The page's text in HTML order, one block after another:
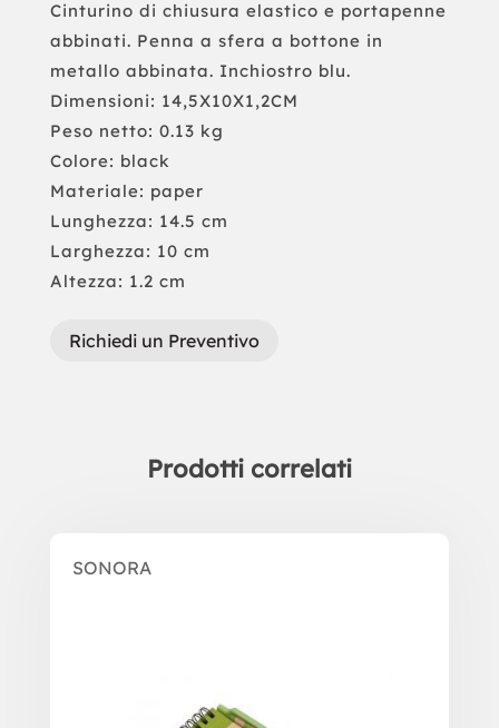
Cinturino di chiusura elastico e portapenne
abbinati. Penna a sfera a bottone in
metallo abbinata. Inchiostro blu.
Dimensioni: 14,5X10X1,2CM
Peso netto: 0.13 kg
Colore: black
Materiale: paper
Lunghezza: 14.5 cm
Larghezza: 10 cm
Altezza: 1.2 cm
Richiedi un Preventivo
Prodotti correlati
SONORA